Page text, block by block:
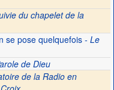
du chapelet de la
se pose quelquefois- Le
de Dieu
de la Radio en